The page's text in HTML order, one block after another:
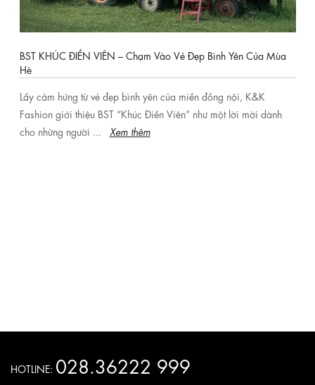
những món thời trang, những xu hướng mới. Khi nàng nỗ lực để đẹp
hơn, yêu quý và trân trọng bản thân hơn mỗi ngày, cuộc sống của nàng
mới thật sự có ý nghĩa!
BST KHÚC ĐIỀN VIÊN – Chạm Vào Vẻ Đẹp Bình Yên Của Mùa
Hè
Lấy cảm hứng từ vẻ đẹp bình yên của miền đồng nội, K&K
Fashion giới thiệu BST “Khúc Điền Viên” như một lời mời dành
cho những người ...
Xem thêm
HOTLINE: 028.36222 999